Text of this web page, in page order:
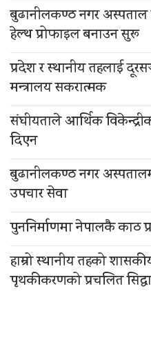
बुढानीलकण्ठ नगर अस्पताल
हेल्थ प्रोफाइल बनाउन सुरू
प्रदेश र स्थानीय तहलाई
मन्त्रालय सकरात्मक
संघीयताले आर्थिक
दिएन
बुढानीलकण्ठ नगर
उपचार सेवा
पुननिर्माणमा नेपालकै काठ
हाम्रो स्थानीय तहको
पृथकीकरणको प्रचलित